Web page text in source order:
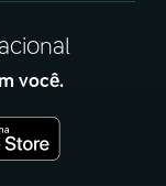
você.